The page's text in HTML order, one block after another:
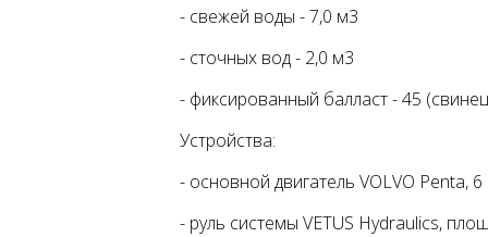
- свежей воды - 7,0 м3
- сточных вод - 2,0 м3
- фиксированный балласт - 45
Устройства:
- основной двигатель VOLVO Penta, 6
- руль системы VETUS Hydraulics,